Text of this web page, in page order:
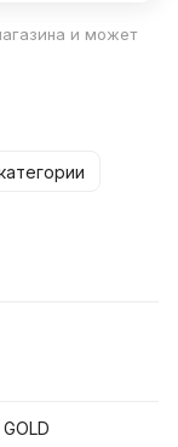
и может